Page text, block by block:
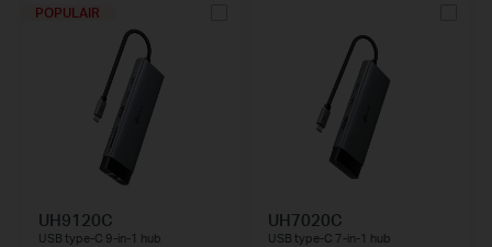
POPULAIR
UH9120C
USB type-C 9-in-1 hub
UH7020C
USB type-C 7-in-1 hub